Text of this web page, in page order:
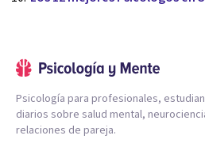
Psicología para profesionales,
diarios sobre salud mental,
relaciones de pareja.